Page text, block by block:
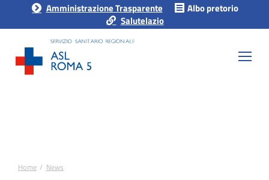
Amministrazione Trasparente
Albo pretorio
Salutelazio
Tu sei qui:
Home News